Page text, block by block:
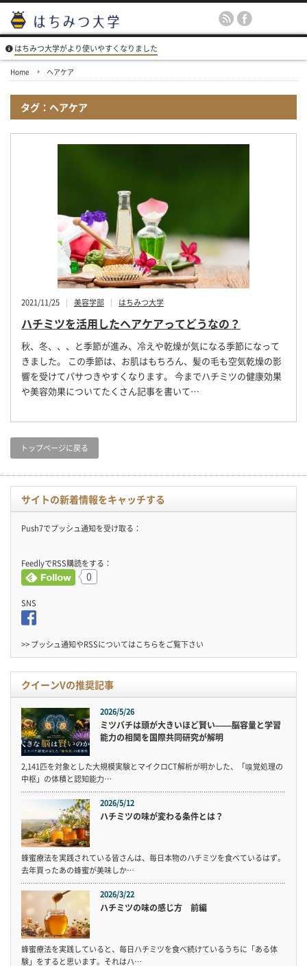
はちみつ大学がより使いやすくなりました
Home ヘアケア
タグ：ヘアケア
2021/11/25 美容学部 はちみつ大学
ハチミツを活用したヘアケアってどうなの？
秋、冬、、、と季節が進み、冷えや乾燥が気になる季節になって
きました。 この季節は、お肌はもちろん、髪の毛も空気乾燥の影
響を受けてパサつきやすくなります。 今までハチミツの健康効果
や美容効果についてたくさん記事を書いて…
トップページに戻る
サイトの新着情報をキャッチする
Push7でプッシュ通知を受け取る：
FeedlyでRSS購読をする：
0
SNS
>> プッシュ通知やRSSについてはこちらをご覧下さい
クイーンVの推奨記事
2026/5/26
ミツバチは頭が大きいほど賢い——脳容量と学習
能力の相関を国際共同研究が解明
2,141匹を対象とした大規模実験とマイクロCT解析が明かした、「嗅覚処理の
中枢」の体積と認知能力…
2026/5/12
ハチミツの味が変わる条件とは？
蜂蜜療法を実践されている皆さんは、毎日本物のハチミツを食べているはず。
去年買ったあの蜂蜜が美味しか…
2026/3/22
ハチミツの味の感じ方 前編
蜂蜜療法を実践していると、毎日ハチミツを食べ続けているうちに「ある体
験」をすると思います。それはハ…